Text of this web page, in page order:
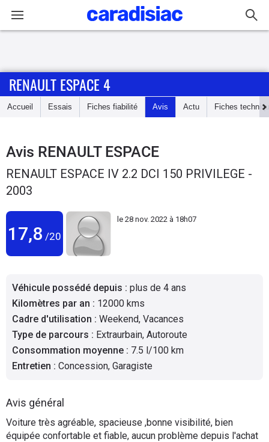
Accueil
Essais
Guide
d'achat
Utilitaires
Flottes
Auto
Services
Forum
Marques
RENAULT ESPACE 4
Accueil Essais Fiches fiabilité Avis Actu Fiches
Avis RENAULT ESPACE
RENAULT ESPACE IV 2.2 DCI 150 PRIVILEGE -
2003
17,8 /20
le 28 nov. 2022 à 18h07
Véhicule possédé depuis : plus de 4 ans
Kilomètres par an : 12000 kms
Cadre d'utilisation : Weekend, Vacances
Type de parcours : Extraurbain, Autoroute
Consommation moyenne : 7.5 l/100 km
Entretien : Concession, Garagiste
Avis général
Voiture très agréable, spacieuse ,bonne visibilité, bien
équipée confortable et fiable, aucun problème depuis l'achat